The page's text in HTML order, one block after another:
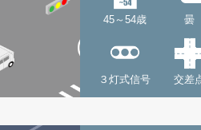
45～54歳 曇
３灯式信号 交差